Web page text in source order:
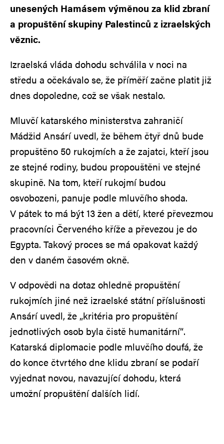
unesených Hamásem výměnou za klid zbraní
a propuštění skupiny Palestinců z izraelských
věznic.
Izraelská vláda dohodu schválila v noci na
středu a očekávalo se, že příměří začne platit již
dnes dopoledne, což se však nestalo.
Mluvčí katarského ministerstva zahraničí
Mádžid Ansárí uvedl, že během čtyř dnů bude
propuštěno 50 rukojmích a že zajatci, kteří jsou
ze stejné rodiny, budou propouštěni ve stejné
skupině. Na tom, kteří rukojmí budou
osvobozeni, panuje podle mluvčího shoda.
V pátek to má být 13 žen a dětí, které převezmou
pracovníci Červeného kříže a převezou je do
Egypta. Takový proces se má opakovat každý
den v daném časovém okně.
V odpovědi na dotaz ohledně propuštění
rukojmích jiné než izraelské státní příslušnosti
Ansárí uvedl, že „kritéria pro propuštění
jednotlivých osob byla čistě humanitární“.
Katarská diplomacie podle mluvčího doufá, že
do konce čtvrtého dne klidu zbraní se podaří
vyjednat novou, navazující dohodu, která
umožní propuštění dalších lidí.